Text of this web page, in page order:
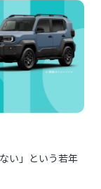
い」という若年